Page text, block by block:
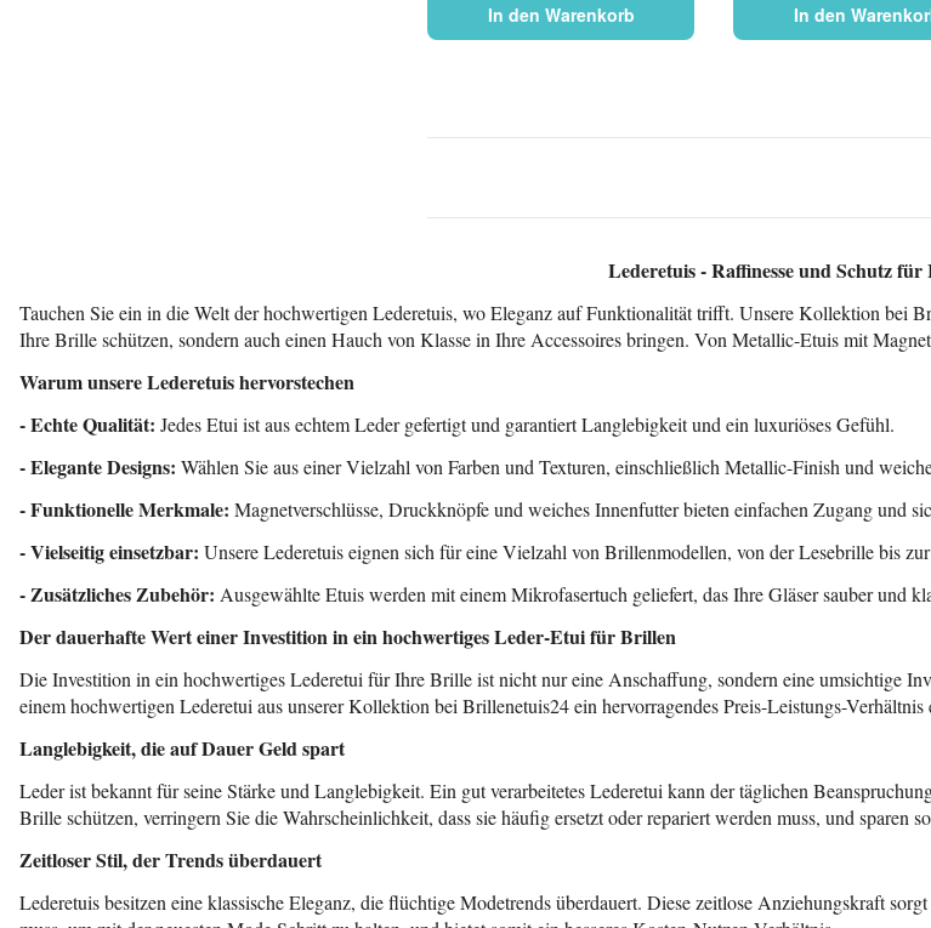
In den Warenkorb In den
Lederetuis - Raffinesse und Schutz
Tauchen Sie ein in die Welt der hochwertigen Lederetuis, wo Eleganz auf Funktionalität trifft. Unsere Kollektion bei
Ihre Brille schützen, sondern auch einen Hauch von Klasse in Ihre Accessoires bringen. Von Metallic-Etuis mit
Warum unsere Lederetuis hervorstechen
- Echte Qualität: Jedes Etui ist aus echtem Leder gefertigt und garantiert Langlebigkeit und ein luxuriöses Gefühl.
- Elegante Designs: Wählen Sie aus einer Vielzahl von Farben und Texturen, einschließlich Metallic-Finish und
- Funktionelle Merkmale: Magnetverschlüsse, Druckknöpfe und weiches Innenfutter bieten einfachen Zugang und
- Vielseitig einsetzbar: Unsere Lederetuis eignen sich für eine Vielzahl von Brillenmodellen, von der Lesebrille bis
- Zusätzliches Zubehör: Ausgewählte Etuis werden mit einem Mikrofasertuch geliefert, das Ihre Gläser sauber und
Der dauerhafte Wert einer Investition in ein hochwertiges Leder-Etui für Brillen
Die Investition in ein hochwertiges Lederetui für Ihre Brille ist nicht nur eine Anschaffung, sondern eine umsichtige
einem hochwertigen Lederetui aus unserer Kollektion bei Brillenetuis24 ein hervorragendes Preis-Leistungs-Verhältnis
Langlebigkeit, die auf Dauer Geld spart
Leder ist bekannt für seine Stärke und Langlebigkeit. Ein gut verarbeitetes Lederetui kann der täglichen
Brille schützen, verringern Sie die Wahrscheinlichkeit, dass sie häufig ersetzt oder repariert werden muss, und sparen
Zeitloser Stil, der Trends überdauert
Lederetuis besitzen eine klassische Eleganz, die flüchtige Modetrends überdauert. Diese zeitlose Anziehungskraft